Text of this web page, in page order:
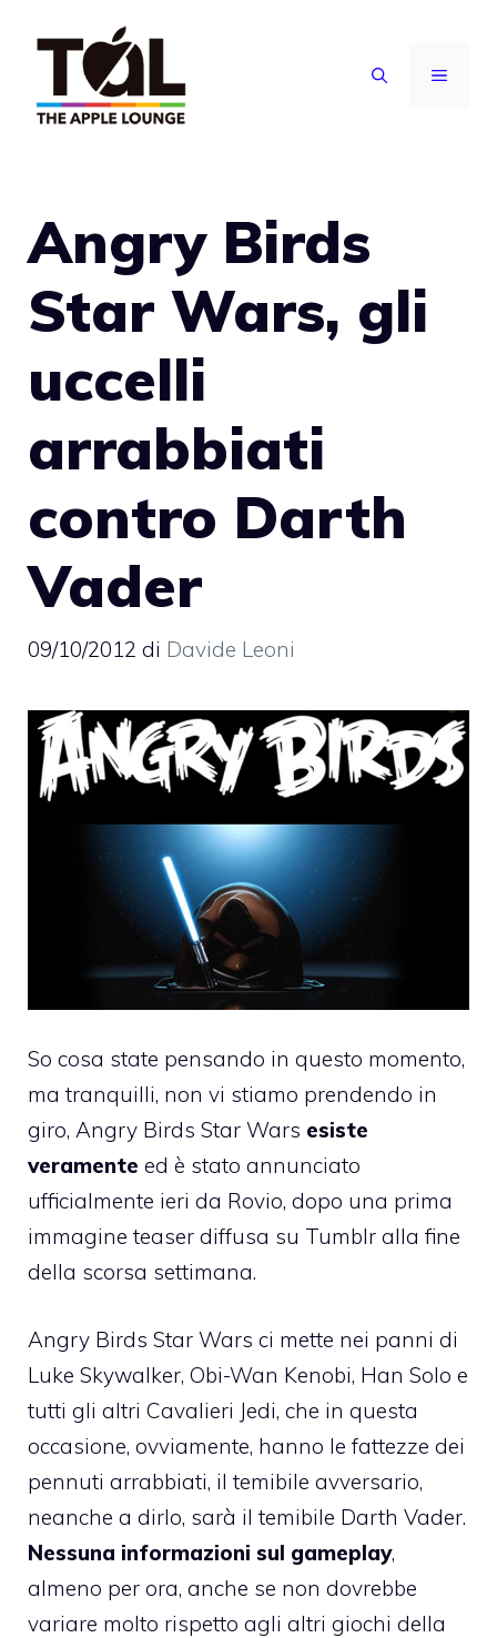
contenuto
MENU
Angry Birds
Star Wars, gli
uccelli
arrabbiati
contro Darth
Vader
09/10/2012 di Davide Leoni
So cosa state pensando in questo momento,
ma tranquilli, non vi stiamo prendendo in
giro, Angry Birds Star Wars esiste
veramente ed è stato annunciato
ufficialmente ieri da Rovio, dopo una prima
immagine teaser diffusa su Tumblr alla fine
della scorsa settimana.
Angry Birds Star Wars ci mette nei panni di
Luke Skywalker, Obi-Wan Kenobi, Han Solo e
tutti gli altri Cavalieri Jedi, che in questa
occasione, ovviamente, hanno le fattezze dei
pennuti arrabbiati, il temibile avversario,
neanche a dirlo, sarà il temibile Darth Vader.
Nessuna informazioni sul gameplay,
almeno per ora, anche se non dovrebbe
variare molto rispetto agli altri giochi della